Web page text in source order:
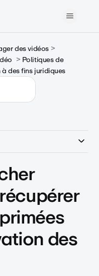
des vidéos
Politiques de
des fins juridiques
des